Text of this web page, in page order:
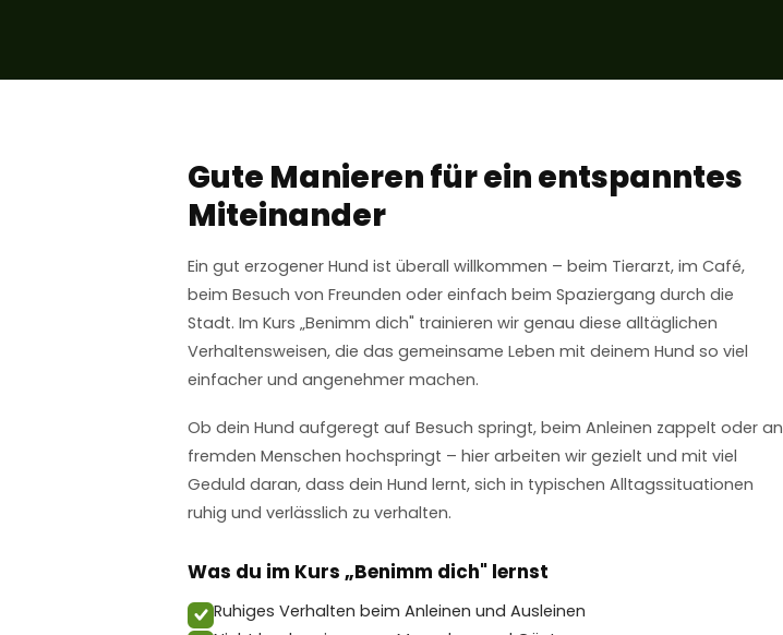
Gute Manieren für ein entspanntes
Miteinander
Ein gut erzogener Hund ist überall willkommen – beim Tierarzt, im Café,
beim Besuch von Freunden oder einfach beim Spaziergang durch die
Stadt. Im Kurs „Benimm dich" trainieren wir genau diese alltäglichen
Verhaltensweisen, die das gemeinsame Leben mit deinem Hund so viel
einfacher und angenehmer machen.
Ob dein Hund aufgeregt auf Besuch springt, beim Anleinen zappelt oder an
fremden Menschen hochspringt – hier arbeiten wir gezielt und mit viel
Geduld daran, dass dein Hund lernt, sich in typischen Alltagssituationen
ruhig und verlässlich zu verhalten.
Was du im Kurs „Benimm dich" lernst
Ruhiges Verhalten beim Anleinen und Ausleinen